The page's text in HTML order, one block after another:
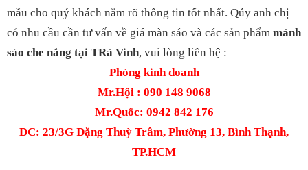
mẫu cho quý khách nắm rõ thông tin tốt nhất. Qúy anh chị
có nhu cầu cần tư vấn về giá màn sáo và các sản phẩm mành
sáo che nắng tại TRà Vinh, vui lòng liên hệ :
Phòng kinh doanh
Mr.Hội : 090 148 9068
Mr.Quốc: 0942 842 176
DC: 23/3G Đặng Thuỳ Trâm, Phường 13, Bình Thạnh,
TP.HCM